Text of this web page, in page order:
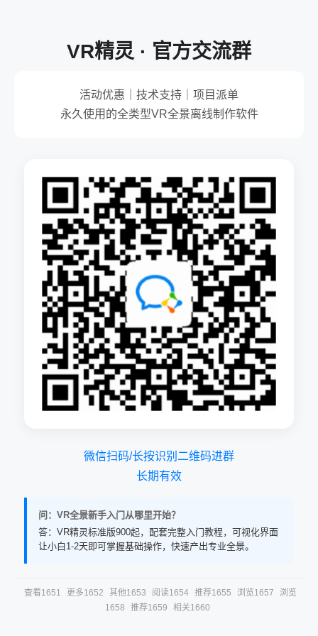
VR精灵 · 官方交流群
活动优惠｜技术支持｜项目派单
永久使用的全类型VR全景离线制作软件
微信扫码/长按识别二维码进群
长期有效
问：VR全景新手入门从哪里开始？
答：VR精灵标准版900起，配套完整入门教程，可视化界面
让小白1-2天即可掌握基础操作，快速产出专业全景。
查看1651 更多1652 其他1653 阅读1654 推荐1655 浏览1657
浏览
1658
推荐1659 相关1660